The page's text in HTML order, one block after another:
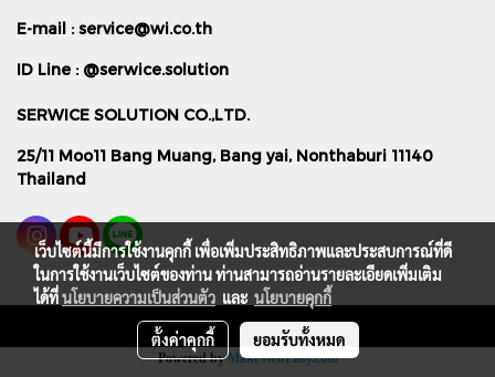
E-mail :service@wi.co.th
ID Line : @serwice.solution
SERWICE SOLUTION CO.,LTD.
25/11 Moo11 Bang Muang, Bang yai, Nonthaburi 11140
Thailand
Powered byMakeWebEasy.com
เว็บไซต์นี้มีการใช้งานคุกกี้ เพื่อเพิ่มประสิทธิภาพและประสบการณ์ที่ดี
ในการใช้งานเว็บไซต์ของท่าน ท่านสามารถอ่านรายละเอียดเพิ่มเติม
ได้ที่นโยบายความเป็นส่วนตัว และ นโยบายคุกกี้
ตั้งค่าคุกกี้ ยอมรับทั้งหมด